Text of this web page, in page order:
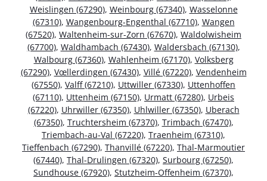
Weislingen (67290), Weinbourg (67340), Wasselonne
(67310), Wangenbourg-Engenthal (67710), Wangen
(67520), Waltenheim-sur-Zorn (67670), Waldolwisheim
(67700), Waldhambach (67430), Waldersbach (67130),
Walbourg (67360), Wahlenheim (67170), Volksberg
(67290), Vœllerdingen (67430), Villé (67220), Vendenheim
(67550), Valff (67210), Uttwiller (67330), Uttenhoffen
(67110), Uttenheim (67150), Urmatt (67280), Urbeis
(67220), Uhrwiller (67350), Uhlwiller (67350), Uberach
(67350), Truchtersheim (67370), Trimbach (67470),
Triembach-au-Val (67220), Traenheim (67310),
Tieffenbach (67290), Thanvillé (67220), Thal-Marmoutier
(67440), Thal-Drulingen (67320), Surbourg (67250),
Sundhouse (67920), Stutzheim-Offenheim (67370),